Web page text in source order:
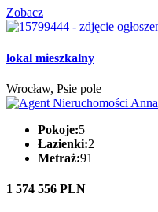
Zobacz
lokal mieszkalny
Wrocław, Psie pole
Pokoje:5
Łazienki:2
Metraż:91
1 574 556 PLN